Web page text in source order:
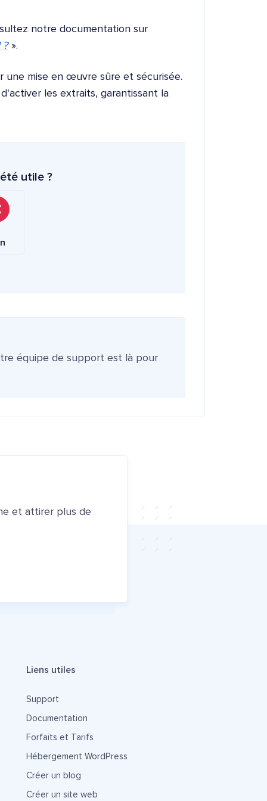
notre documentation sur
?».
une mise en œuvre sûre et sécurisée.
les extraits, garantissant la
utile ?
équipe de support est là pour
et attirer plus de
Liens utiles
Support
Documentation
Forfaits et Tarifs
Hébergement WordPress
Créer un blog
Créer un site web